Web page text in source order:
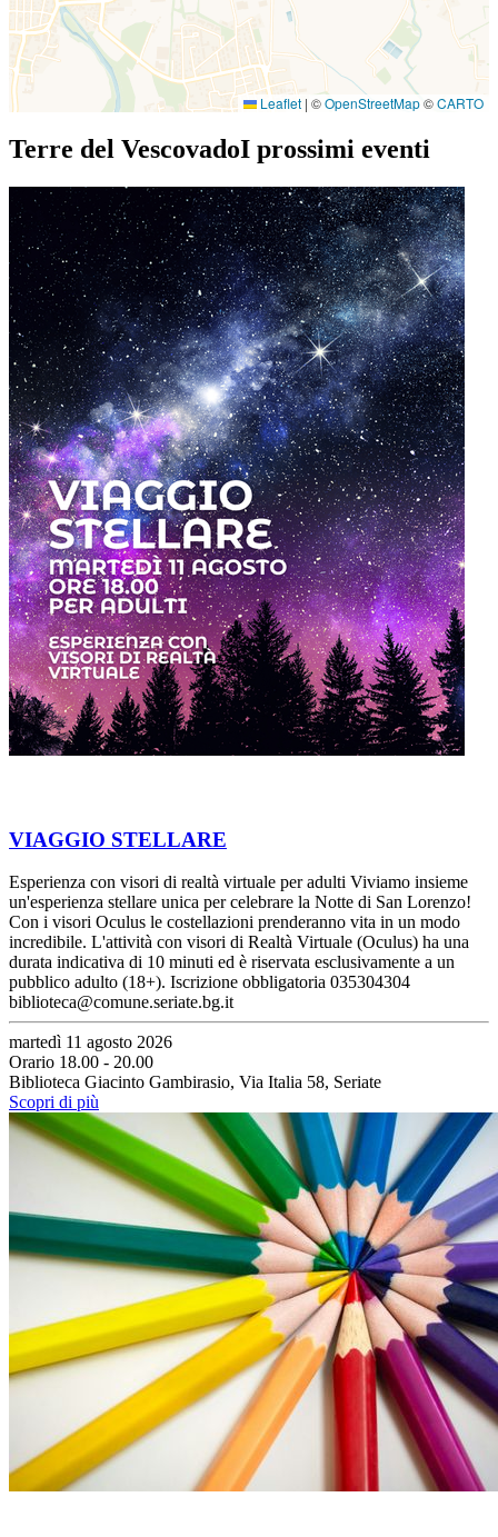
Leaflet | ©OpenStreetMap©CARTO
Terre del VescovadoI prossimi eventi
VIAGGIO STELLARE
Esperienza con visori di realtà virtuale per adulti Viviamo insieme
un'esperienza stellare unica per celebrare la Notte di San Lorenzo!
Con i visori Oculus le costellazioni prenderanno vita in un modo
incredibile. L'attività con visori di Realtà Virtuale (Oculus) ha una
durata indicativa di 10 minuti ed è riservata esclusivamente a un
pubblico adulto (18+). Iscrizione obbligatoria 035304304
biblioteca@comune.seriate.bg.it
martedì 11 agosto 2026
Orario 18.00 - 20.00
Biblioteca Giacinto Gambirasio, Via Italia 58, Seriate
Scopri di più